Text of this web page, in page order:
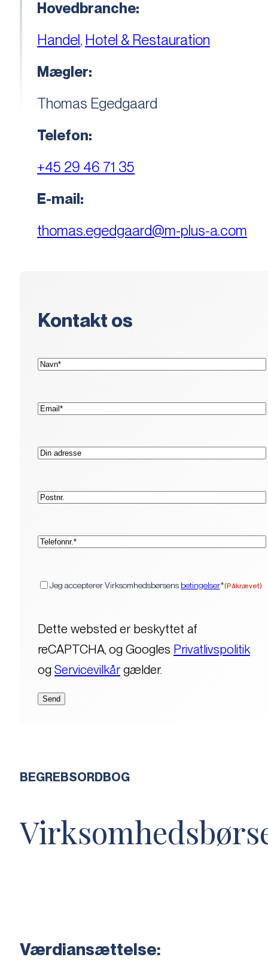
Hovedbranche:
Handel, Hotel & Restauration
Mægler:
Thomas Egedgaard
Telefon:
+45 29 46 71 35
E-mail:
thomas.egedgaard@m-plus-a.com
Kontakt os
Navn*
E-
mail*
Adresse
Postnr.
Telefon*
Jeg accepterer Virksomhedsbørsens betingelser*(Påkrævet)
Dette websted er beskyttet af
reCAPTCHA, og Googles Privatlivspolitik
og Servicevilkårgælder.
BEGREBSORDBOG
Værdiansættelse: